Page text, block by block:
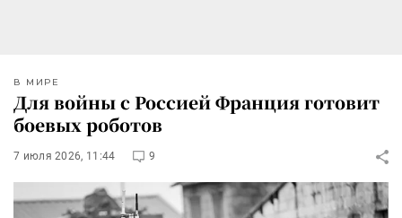
В МИРЕ
Для войны с Россией Франция готовит
боевых роботов
7 июля 2026, 11:44 9